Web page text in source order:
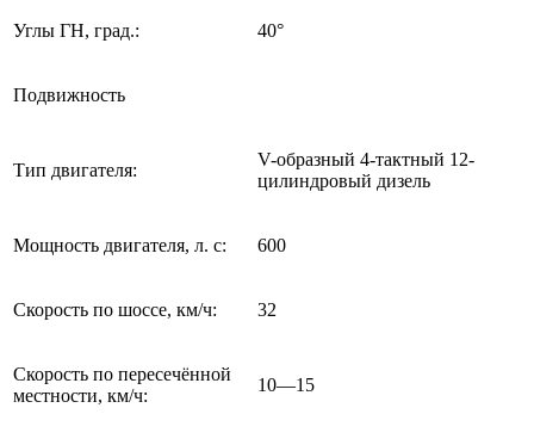
Углы ГН, град.: 40°
Подвижность
Тип двигателя:
V-образный 4-тактный 12-
цилиндровый дизель
Мощность двигателя, л. с: 600
Скорость по шоссе, км/ч: 32
Скорость по пересечённой
местности, км/ч:
10—15